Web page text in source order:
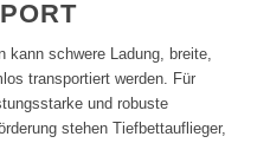
kann schwere Ladung, breite,
transportiert werden. Für
und robuste
stehen Tiefbettauflieger,